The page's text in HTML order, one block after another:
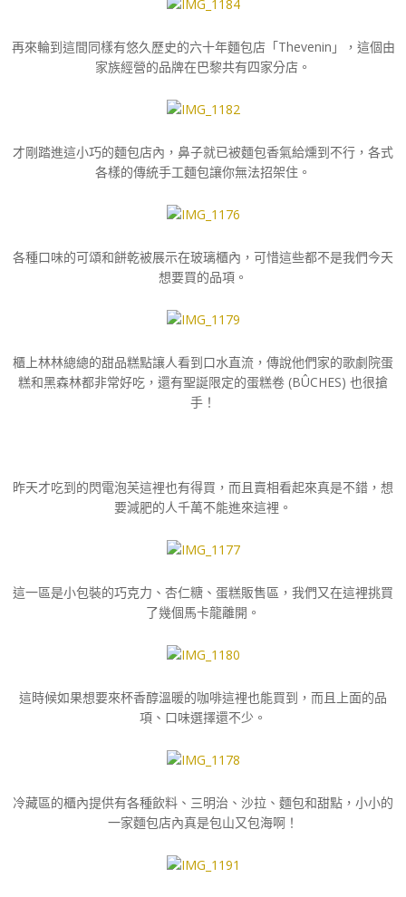
再來輪到這間同樣有悠久歷史的六十年麵包店「Thevenin」，這個由
家族經營的品牌在巴黎共有四家分店。
才剛踏進這小巧的麵包店內，鼻子就已被麵包香氣給燻到不行，各式
各樣的傳統手工麵包讓你無法招架住。
各種口味的可頌和餅乾被展示在玻璃櫃內，可惜這些都不是我們今天
想要買的品項。
櫃上林林總總的甜品糕點讓人看到口水直流，傳說他們家的歌劇院蛋
糕和黑森林都非常好吃，還有聖誕限定的蛋糕卷 (BÛCHES) 也很搶
手！
昨天才吃到的閃電泡芙這裡也有得買，而且賣相看起來真是不錯，想
要減肥的人千萬不能進來這裡。
這一區是小包裝的巧克力、杏仁糖、蛋糕販售區，我們又在這裡挑買
了幾個馬卡龍離開。
這時候如果想要來杯香醇溫暖的咖啡這裡也能買到，而且上面的品
項、口味選擇還不少。
冷藏區的櫃內提供有各種飲料、三明治、沙拉、麵包和甜點，小小的
一家麵包店內真是包山又包海啊！